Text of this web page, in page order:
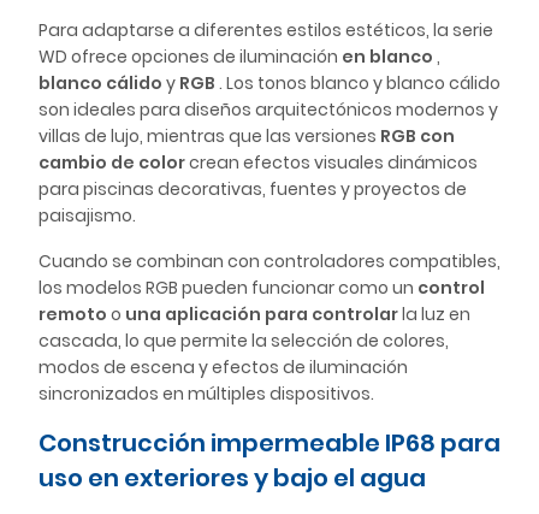
Para adaptarse a diferentes estilos estéticos, la serie
WD ofrece opciones de iluminación en blanco ,
blanco cálido y RGB . Los tonos blanco y blanco cálido
son ideales para diseños arquitectónicos modernos y
villas de lujo, mientras que las versiones RGB con
cambio de colorcrean efectos visuales dinámicos
para piscinas decorativas, fuentes y proyectos de
paisajismo.
Cuando se combinan con controladores compatibles,
los modelos RGB pueden funcionar como un control
remoto o una aplicación para controlarla luz en
cascada, lo que permite la selección de colores,
modos de escena y efectos de iluminación
sincronizados en múltiples dispositivos.
Construcción impermeable IP68 para
uso en exteriores y bajo el agua